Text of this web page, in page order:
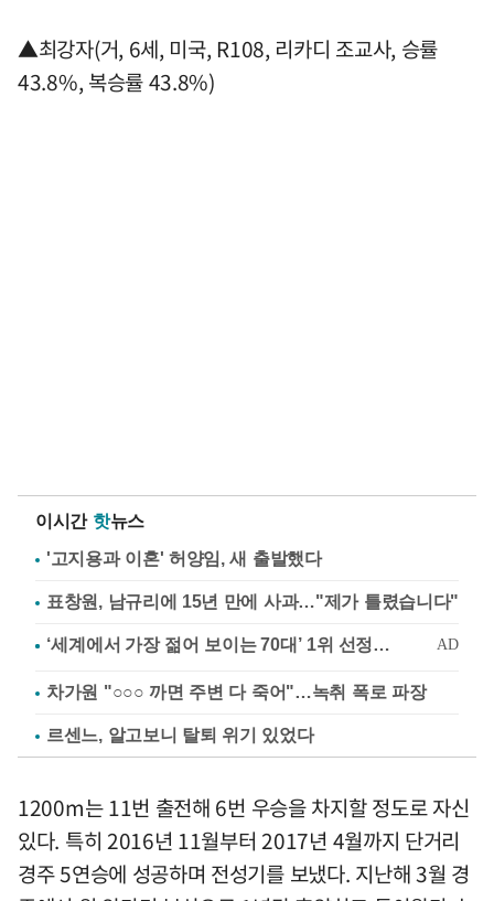
▲최강자(거, 6세, 미국, R108, 리카디 조교사, 승률
43.8%, 복승률 43.8%)
이시간 핫뉴스
'고지용과 이혼' 허양임, 새 출발했다
표창원, 남규리에 15년 만에 사과…"제가 틀렸습니다"
차가원 "○○○ 까면 주변 다 죽어"…녹취 폭로 파장
르센느, 알고보니 탈퇴 위기 있었다
1200m는 11번 출전해 6번 우승을 차지할 정도로 자신
있다. 특히 2016년 11월부터 2017년 4월까지 단거리
경주 5연승에 성공하며 전성기를 보냈다. 지난해 3월 경